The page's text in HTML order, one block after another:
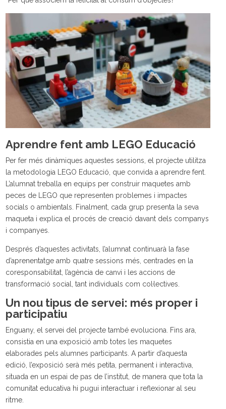
Aprendre fent amb LEGO Educació
Per fer més dinàmiques aquestes sessions, el projecte utilitza
la metodologia LEGO Educació, que convida a aprendre fent.
L’alumnat treballa en equips per construir maquetes amb
peces de LEGO que representen problemes i impactes
socials o ambientals. Finalment, cada grup presenta la seva
maqueta i explica el procés de creació davant dels companys
i companyes.
Després d’aquestes activitats, l’alumnat continuarà la fase
d’aprenentatge amb quatre sessions més, centrades en la
coresponsabilitat, l’agència de canvi i les accions de
transformació social, tant individuals com col·lectives.
Un nou tipus de servei: més proper i
participatiu
Enguany, el servei del projecte també evoluciona. Fins ara,
consistia en una exposició amb totes les maquetes
elaborades pels alumnes participants. A partir d’aquesta
edició, l’exposició serà més petita, permanent i interactiva,
situada en un espai de pas de l’institut, de manera que tota la
comunitat educativa hi pugui interactuar i reflexionar al seu
ritme.